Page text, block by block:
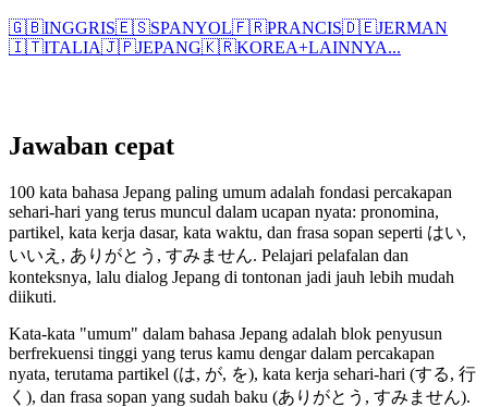
🇬🇧INGGRIS🇪🇸SPANYOL🇫🇷PRANCIS🇩🇪JERMAN
🇮🇹ITALIA🇯🇵JEPANG🇰🇷KOREA+LAINNYA...
Jawaban cepat
100 kata bahasa Jepang paling umum adalah fondasi percakapan
sehari-hari yang terus muncul dalam ucapan nyata: pronomina,
partikel, kata kerja dasar, kata waktu, dan frasa sopan seperti はい,
いいえ, ありがとう, すみません. Pelajari pelafalan dan
konteksnya, lalu dialog Jepang di tontonan jadi jauh lebih mudah
diikuti.
Kata-kata "umum" dalam bahasa Jepang adalah blok penyusun
berfrekuensi tinggi yang terus kamu dengar dalam percakapan
nyata, terutama partikel (は, が, を), kata kerja sehari-hari (する, 行
く), dan frasa sopan yang sudah baku (ありがとう, すみません).